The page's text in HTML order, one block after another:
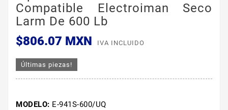
Compatible Electroiman Seco
Larm De 600 Lb
$806.07 MXN
IVA INCLUIDO
Últimas piezas!
MODELO: E-941S-600/UQ